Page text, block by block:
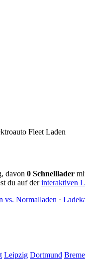
davon 0 Schnelllader
du auf derinteraktiven
vs. Normalladen ·
Leipzig Dortmund